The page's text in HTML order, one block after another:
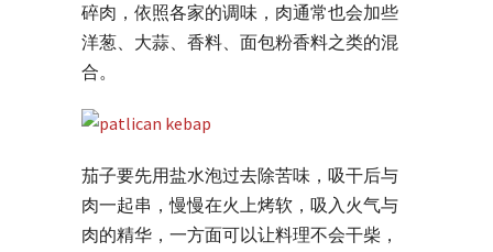
碎肉，依照各家的调味，肉通常也会加些
洋葱、大蒜、香料、面包粉香料之类的混
合。
茄子要先用盐水泡过去除苦味，吸干后与
肉一起串，慢慢在火上烤软，吸入火气与
肉的精华，一方面可以让料理不会干柴，